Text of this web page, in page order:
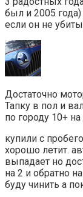
был и 2005
если он не
Достаточно
Тапку в пол и
по городу 10+ на
купили с
хорошо летит.
выпадает но
на 2 и обратно
буду чинить а